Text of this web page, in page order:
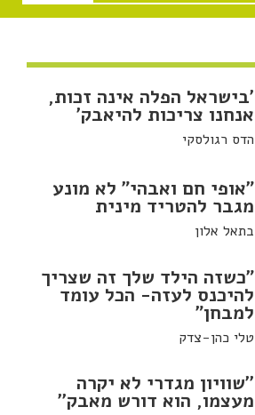
'בישראל הפלה אינה זכות,
אנחנו צריכות להיאבק'
הדס רגולסקי
"אופי חם ואבהי" לא מונע
מגבר להטריד מינית
בתאל אלון
"כשזה הילד שלך זה שצריך
להיכנס לעזה- הכל עומד
למבחן"
טלי כהן-צדק
''שוויון מגדרי לא יקרה
מעצמו, הוא דורש מאבק''